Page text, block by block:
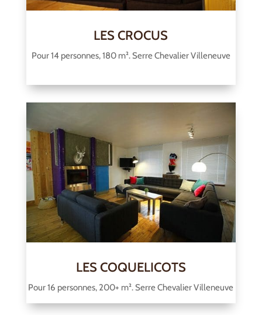
LES CROCUS
Pour 14 personnes, 180 m². Serre Chevalier Villeneuve
LES COQUELICOTS
Pour 16 personnes, 200+ m². Serre Chevalier Villeneuve